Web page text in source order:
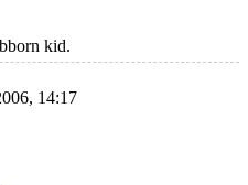
kid.
14:17